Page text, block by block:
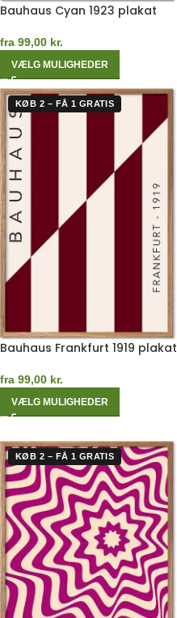
Bauhaus Cyan 1923 plakat
fra 99,00 kr.
VÆLG MULIGHEDER
KØB 2 – FÅ 1 GRATIS
Bauhaus Frankfurt 1919 plakat
fra 99,00 kr.
VÆLG MULIGHEDER
KØB 2 – FÅ 1 GRATIS